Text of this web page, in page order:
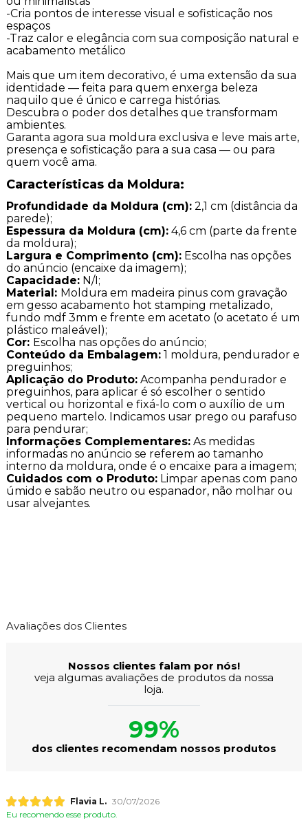
-Cria pontos de interesse visual e sofisticação nos
espaços
-Traz calor e elegância com sua composição natural e
acabamento metálico
Mais que um item decorativo, é uma extensão da sua
identidade — feita para quem enxerga beleza
naquilo que é único e carrega histórias.
Descubra o poder dos detalhes que transformam
ambientes.
Garanta agora sua moldura exclusiva e leve mais arte,
presença e sofisticação para a sua casa — ou para
quem você ama.
Características da Moldura:
Profundidade da Moldura (cm):2,1 cm (distância da
parede);
Espessura da Moldura (cm):4,6 cm (parte da frente
da moldura);
Largura e Comprimento (cm):Escolha nas opções
do anúncio (encaixe da imagem);
Capacidade:N/I;
Material: Moldura em madeira pinus com gravação
em gesso acabamento hot stamping metalizado,
fundo mdf 3mm e frente em acetato (o acetato é um
plástico maleável);
Cor: Escolha nas opções do anúncio;
Conteúdo da Embalagem:1 moldura, pendurador e
preguinhos;
Aplicação do Produto:Acompanha pendurador e
preguinhos, para aplicar é só escolher o sentido
vertical ou horizontal e fixá-lo com o auxílio de um
pequeno martelo. Indicamos usar prego ou parafuso
para pendurar;
Informações Complementares:As medidas
informadas no anúncio se referem ao tamanho
interno da moldura, onde é o encaixe para a imagem;
Cuidados com o Produto:Limpar apenas com pano
úmido e sabão neutro ou espanador, não molhar ou
usar alvejantes.
Avaliações dos Clientes
Nossos clientes falam por nós!
veja algumas avaliações de produtos da nossa
loja.
99%
dos clientes recomendam nossos produtos
Flavia L. 30/07/2026
Eu recomendo esse produto.